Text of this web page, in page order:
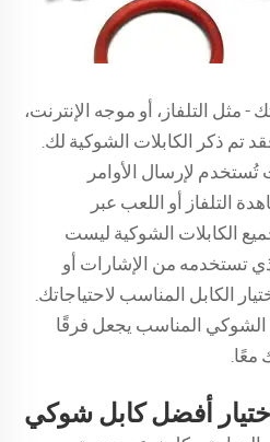
- مثل التلفاز، أو موجه الإنترنت،
تم ذكر الكابلات الشوكية لك.
تُستخدم لإرسال الأوامر
التلفاز أو اللعب عبر
الكابلات الشوكية ليست
تستخدمه من الإشارات أو
الكابل المناسب لاحتياجاتك.
الشوكي المناسب يجعل فرقًا
معًا.
أفضل كابل شوكي